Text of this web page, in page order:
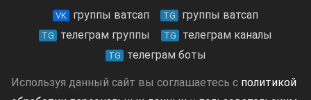
VK группы ватсап TG группы ватсап
TG телеграм группы TG телеграм каналы
TG телеграм боты
Используя данный сайт вы соглашаетесь с политикой